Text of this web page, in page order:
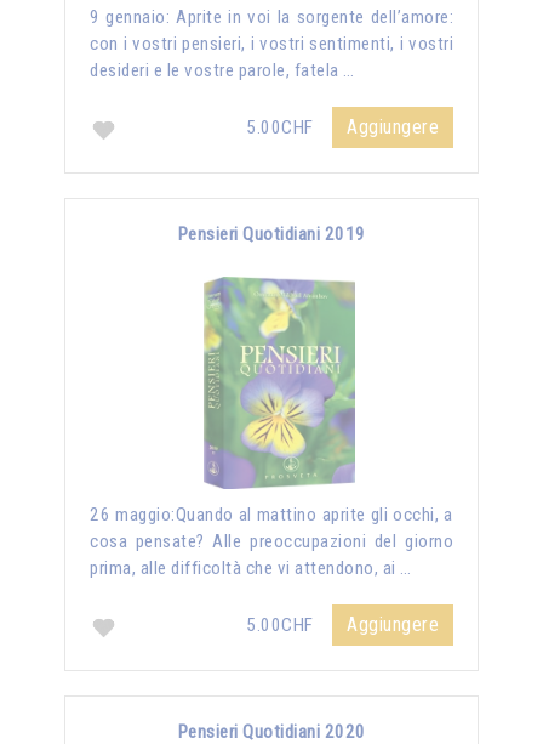
9 gennaio: Aprite in voi la sorgente dell’amore:
con i vostri pensieri, i vostri sentimenti, i vostri
desideri e le vostre parole, fatela …
5.00CHF Aggiungere
Pensieri Quotidiani 2019
26 maggio:Quando al mattino aprite gli occhi, a
cosa pensate? Alle preoccupazioni del giorno
prima, alle difficoltà che vi attendono, ai …
5.00CHF Aggiungere
Pensieri Quotidiani 2020